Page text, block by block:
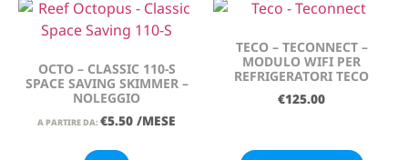
OCTO – CLASSIC 110-S
SPACE SAVING SKIMMER –
NOLEGGIO
A PARTIRE DA: €5.50 /MESE
TECO – TECONNECT –
MODULO WIFI PER
REFRIGERATORI TECO
€125.00